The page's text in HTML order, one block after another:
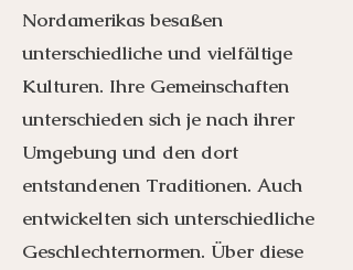
Nordamerikas besaßen
unterschiedliche und vielfältige
Kulturen. Ihre Gemeinschaften
unterschieden sich je nach ihrer
Umgebung und den dort
entstandenen Traditionen. Auch
entwickelten sich unterschiedliche
Geschlechternormen. Über diese